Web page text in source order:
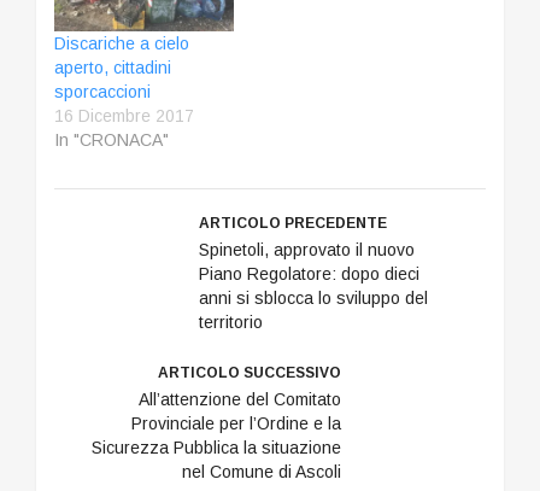
Discariche a cielo
aperto, cittadini
sporcaccioni
16 Dicembre 2017
In "CRONACA"
ARTICOLO PRECEDENTE
Spinetoli, approvato il nuovo
Piano Regolatore: dopo dieci
anni si sblocca lo sviluppo del
territorio
ARTICOLO SUCCESSIVO
All’attenzione del Comitato
Provinciale per l’Ordine e la
Sicurezza Pubblica la situazione
nel Comune di Ascoli